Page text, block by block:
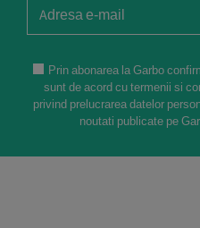
Prin abonarea la Garbo
sunt de acord cu termenii si
privind prelucrarea datelor
noutati publicate pe